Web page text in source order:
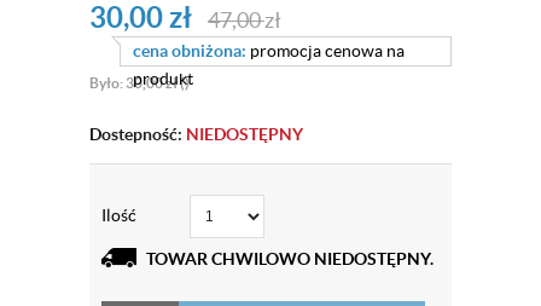
30,00zł 47,00zł
cena obniżona: promocja cenowa na
produkt
Było: 30,00 zł ()
Dostepność: NIEDOSTĘPNY
Ilość
TOWAR CHWILOWO NIEDOSTĘPNY.